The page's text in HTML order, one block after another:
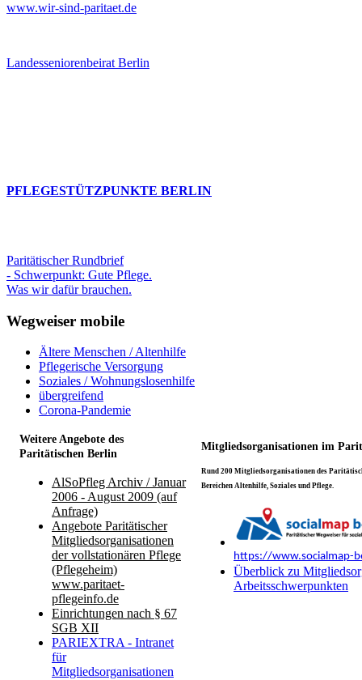
www.wir-sind-paritaet.de
Landesseniorenbeirat Berlin
PFLEGESTÜTZPUNKTE BERLIN
Paritätischer Rundbrief
- Schwerpunkt: Gute Pflege.
Was wir dafür brauchen.
Wegweiser mobile
Ältere Menschen / Altenhilfe
Pflegerische Versorgung
Soziales / Wohnungslosenhilfe
übergreifend
Corona-Pandemie
Weitere Angebote des
Paritätischen Berlin
Mitgliedsorganisationen im
AlSoPfleg Archiv / Januar
2006 - August 2009 (auf
Anfrage)
Angebote Paritätischer
Mitgliedsorganisationen
der vollstationären Pflege
(Pflegeheim)
www.paritaet-
pflegeinfo.de
Einrichtungen nach § 67
SGB XII
PARIEXTRA - Intranet
für
Mitgliedsorganisationen
Rund 200 Mitgliedsorganisationen des
Bereichen Altenhilfe, Soziales und Pflege.
https://www.socialmap-
Überblick zu
Arbeitsschwerpunkten